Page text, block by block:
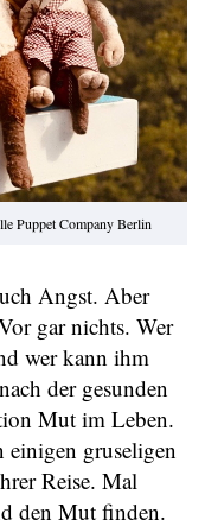
Puppet Company Berlin
Angst. Aber
gar nichts. Wer
wer kann ihm
der gesunden
Mut im Leben.
einigen gruseligen
Reise. Mal
den Mut finden.